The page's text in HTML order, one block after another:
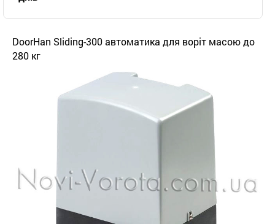
DoorHan Sliding-300 автоматика для воріт масою до
280 кг